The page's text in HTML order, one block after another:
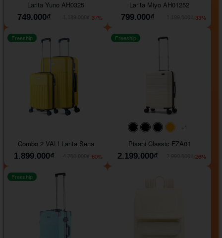
Larita Yuno AH0325
749.000₫
-37%
Larita Miyo AH01252
799.000₫
-33%
Freeship
Combo 2 VALI Larita Sena
1.899.000₫
-60%
#000000#000000
#000000
#ffa500
+1
Freeship
Pisani Classic FZA01
2.199.000₫
-26%
Freeship